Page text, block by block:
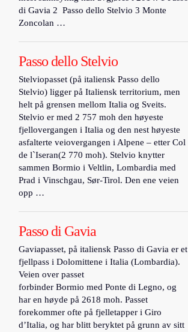
di Gavia 2 Passo dello Stelvio 3 Monte
Zoncolan …
Passo dello Stelvio
Stelviopasset (på italiensk Passo dello
Stelvio) ligger på Italiensk territorium, men
helt på grensen mellom Italia og Sveits.
Stelvio er med 2 757 moh den høyeste
fjellovergangen i Italia og den nest høyeste
asfalterte veiovergangen i Alpene – etter Col
de l`Iseran(2 770 moh). Stelvio knytter
sammen Bormio i Veltlin, Lombardia med
Prad i Vinschgau, Sør-Tirol. Den ene veien
opp …
Passo di Gavia
Gaviapasset, på italiensk Passo di Gavia er et
fjellpass i Dolomittene i Italia (Lombardia).
Veien over passet
forbinder Bormio med Ponte di Legno, og
har en høyde på 2618 moh. Passet
forekommer ofte på fjelletapper i Giro
d’Italia, og har blitt beryktet på grunn av sitt